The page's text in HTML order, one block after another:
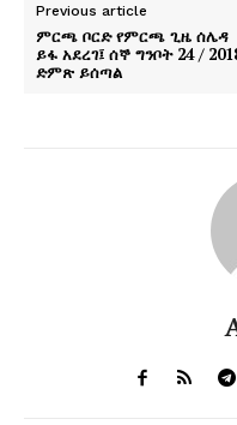
Previous article
ምርጫ ቦርድ የምርጫ ጊዜ ሰሌዳ
ይፋ አደረገ፤ ሰኞ ግንቦት 24 /
ድምጽ ይሰጣል